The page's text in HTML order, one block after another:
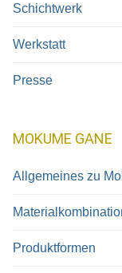
Schichtwerk
Werkstatt
Presse
MOKUME GANE
Allgemeines zu
Produktformen